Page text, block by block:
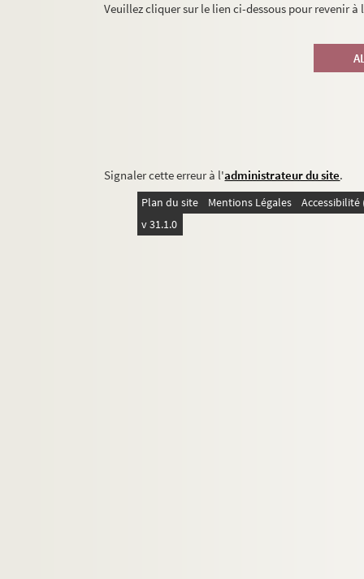
Veuillez cliquer sur le lien ci-dessous pour revenir
Signaler cette erreur à l'administrateur du site.
Plan du site Mentions Légales
v 31.1.0